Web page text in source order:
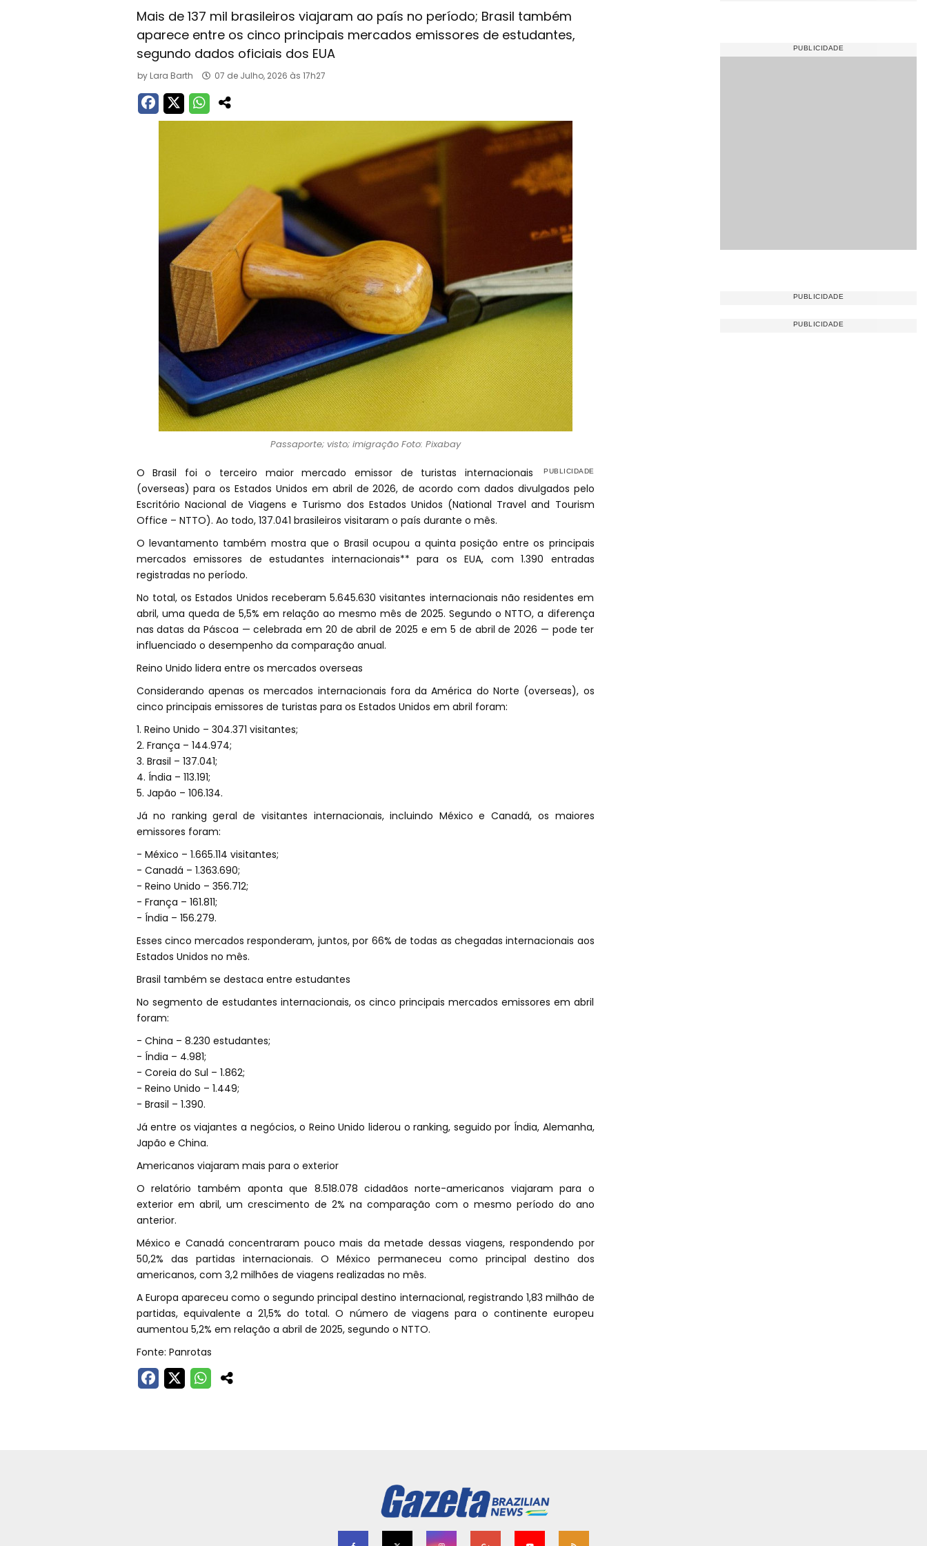
Mais de 137 mil brasileiros viajaram ao país no período; Brasil também
aparece entre os cinco principais mercados emissores de estudantes,
segundo dados oficiais dos EUA
by Lara Barth 07 de Julho, 2026 às 17h27
Passaporte; visto; imigração Foto: Pixabay
O Brasil foi o terceiro maior mercado emissor de turistas internacionais
(overseas) para os Estados Unidos em abril de 2026, de acordo com dados divulgados pelo
Escritório Nacional de Viagens e Turismo dos Estados Unidos (National Travel and Tourism
Office – NTTO). Ao todo, 137.041 brasileiros visitaram o país durante o mês.
O levantamento também mostra que o Brasil ocupou a quinta posição entre os principais
mercados emissores de estudantes internacionais** para os EUA, com 1.390 entradas
registradas no período.
No total, os Estados Unidos receberam 5.645.630 visitantes internacionais não residentes em
abril, uma queda de 5,5% em relação ao mesmo mês de 2025. Segundo o NTTO, a diferença
nas datas da Páscoa — celebrada em 20 de abril de 2025 e em 5 de abril de 2026 — pode ter
influenciado o desempenho da comparação anual.
Reino Unido lidera entre os mercados overseas
Considerando apenas os mercados internacionais fora da América do Norte (overseas), os
cinco principais emissores de turistas para os Estados Unidos em abril foram:
1. Reino Unido – 304.371 visitantes;
2. França – 144.974;
3. Brasil – 137.041;
4. Índia – 113.191;
5. Japão – 106.134.
Já no ranking geral de visitantes internacionais, incluindo México e Canadá, os maiores
emissores foram:
- México – 1.665.114 visitantes;
- Canadá – 1.363.690;
- Reino Unido – 356.712;
- França – 161.811;
- Índia – 156.279.
Esses cinco mercados responderam, juntos, por 66% de todas as chegadas internacionais aos
Estados Unidos no mês.
Brasil também se destaca entre estudantes
No segmento de estudantes internacionais, os cinco principais mercados emissores em abril
foram:
- China – 8.230 estudantes;
- Índia – 4.981;
- Coreia do Sul – 1.862;
- Reino Unido – 1.449;
- Brasil – 1.390.
Já entre os viajantes a negócios, o Reino Unido liderou o ranking, seguido por Índia, Alemanha,
Japão e China.
Americanos viajaram mais para o exterior
O relatório também aponta que 8.518.078 cidadãos norte-americanos viajaram para o
exterior em abril, um crescimento de 2% na comparação com o mesmo período do ano
anterior.
México e Canadá concentraram pouco mais da metade dessas viagens, respondendo por
50,2% das partidas internacionais. O México permaneceu como principal destino dos
americanos, com 3,2 milhões de viagens realizadas no mês.
A Europa apareceu como o segundo principal destino internacional, registrando 1,83 milhão de
partidas, equivalente a 21,5% do total. O número de viagens para o continente europeu
aumentou 5,2% em relação a abril de 2025, segundo o NTTO.
Fonte: Panrotas